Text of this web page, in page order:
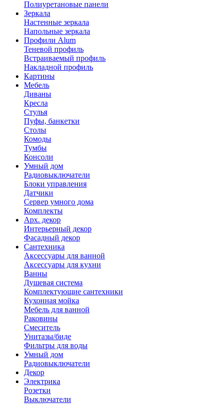
Полиуретановые панели
Зеркала
Настенные зеркала
Напольные зеркала
Профили Alum
Теневой профиль
Встраиваемый профиль
Накладной профиль
Картины
Мебель
Диваны
Кресла
Стулья
Пуфы, банкетки
Столы
Комоды
Тумбы
Консоли
Умный дом
Радиовыключатели
Блоки управления
Датчики
Сервер умного дома
Комплекты
Арх. декор
Интерьерный декор
Фасадный декор
Сантехника
Аксессуары для ванной
Аксессуары для кухни
Ванны
Душевая система
Комплектующие сантехники
Кухонная мойка
Мебель для ванной
Раковины
Смеситель
Унитазы/биде
Фильтры для воды
Умный дом
Радиовыключатели
Декор
Электрика
Розетки
Выключатели